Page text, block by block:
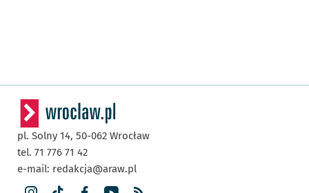
pl. Solny 14, 50-062 Wrocław
tel. 71 776 71 42
e-mail: redakcja@araw.pl